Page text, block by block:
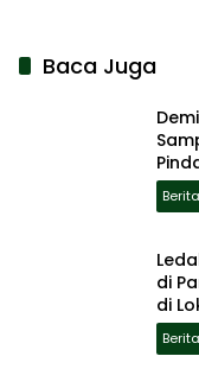
Baca Juga
Berita
di
di
Berita